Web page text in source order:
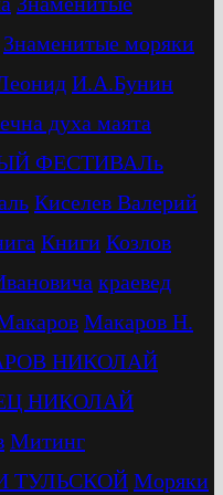
Знаменитые моряки
И.А.Бунин
духа маята
ФЕСТИВАЛь
Киселев Валерий
Книги Козлов
краевед
Макаров Н.
НИКОЛАЙ
НИКОЛАЙ
Митинг
ТУЛЬСКОЙ Моряки